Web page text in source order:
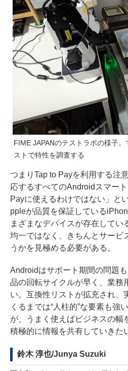
FIME JAPANのテストラボの様子
ストで特性を調査する
つまりTap to Payを利用する注
応するすべてのAndroidスマー
Payに使えるわけではない」と
ppleが品質を保証している
まざまなデバイスが存在してい
均一ではなく、きちんとサービ
うかを見極める必要がある。
Androidはサポート期間の問題
品の回転サイクルが早く、業務
い。互換性リストが拡充され、
くるまでは“人柱的”な要素も強
が、うまく使えばビジネスの幅
積極的に情報を共有していきた
鈴木 淳也/Junya Suzuki